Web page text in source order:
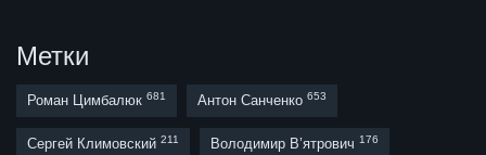
Метки
Роман Цимбалюк 681 Антон Санченко 653
Сергей Климовский 211 Володимир В’ятрович 176